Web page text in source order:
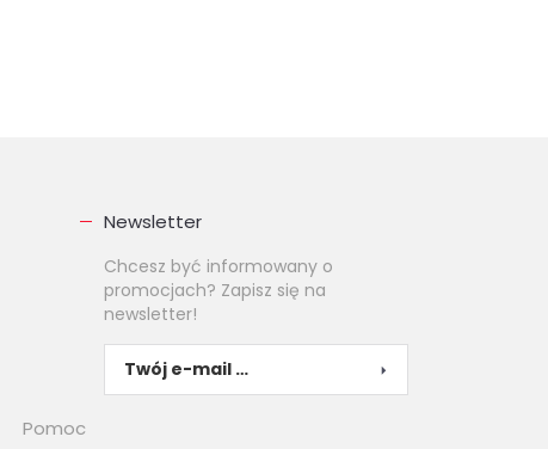
Newsletter
Chcesz być informowany o
promocjach? Zapisz się na
newsletter!
Pomoc